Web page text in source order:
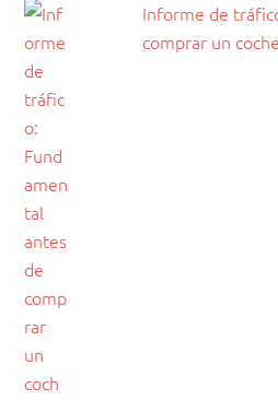
Informe de
comprar un coche